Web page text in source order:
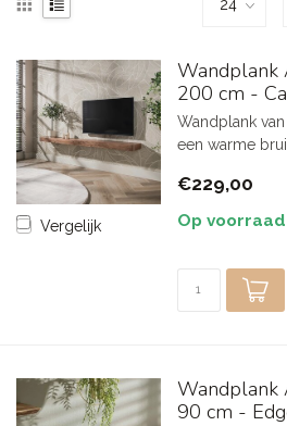
Vergelijk
Wandplank
200 cm -
Wandplank
een warme
€229,00
Op voorraad
Wandplank
90 cm -